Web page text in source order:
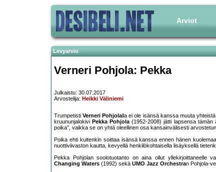
Arviot
Levyarvio
Verneri Pohjola: Pekka
Julkaistu: 30.07.2017
Arvostelija: Heikki Väliniemi
TrumpetistiVerneri Pohjolalla ei ole isänsä kanssa muuta
kruununjalokivi Pekka Pohjola(1952-2008) jätti lapsensa tämän
poika”, vaikka se on yhtä oleellinen osa kansainvälisesti
Poika ehti kuitenkin soittaa isänsä kanssa ennen hänen
nuottiviivaston kautta, kevyellä henkilökohtaisella lisäyksellä
Pekka Pohjolan soolotuotanto on aina ollut yllekirjoittaneelle
Changing Waters (1992) sekä UMO Jazz Orchestran Pohjola-